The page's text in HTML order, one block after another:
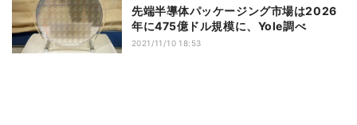
先端半導体パッケージング市場は2026
年に475億ドル規模に、Yole調べ
2021/11/10 18:53